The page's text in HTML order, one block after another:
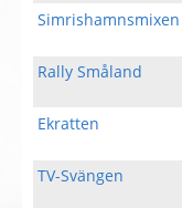
Simrishamnsmixen
Rally Småland
Ekratten
TV-Svängen